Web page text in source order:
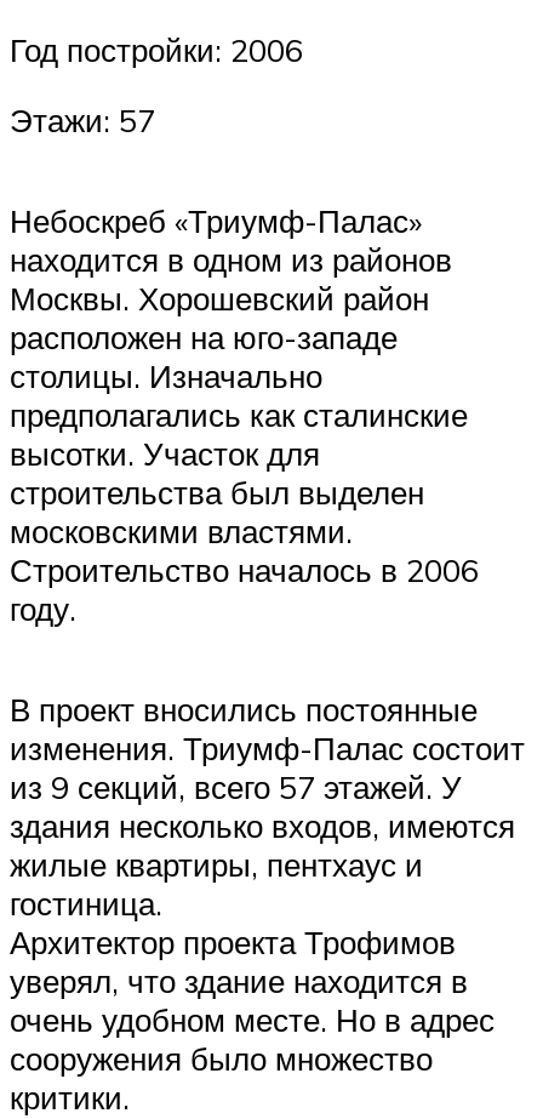
Год постройки: 2006
Этажи: 57
Небоскреб «Триумф-Палас»
находится в одном из районов
Москвы. Хорошевский район
расположен на юго-западе
столицы. Изначально
предполагались как сталинские
высотки. Участок для
строительства был выделен
московскими властями.
Строительство началось в 2006
году.
В проект вносились постоянные
изменения. Триумф-Палас состоит
из 9 секций, всего 57 этажей. У
здания несколько входов, имеются
жилые квартиры, пентхаус и
гостиница.
Архитектор проекта Трофимов
уверял, что здание находится в
очень удобном месте. Но в адрес
сооружения было множество
критики.